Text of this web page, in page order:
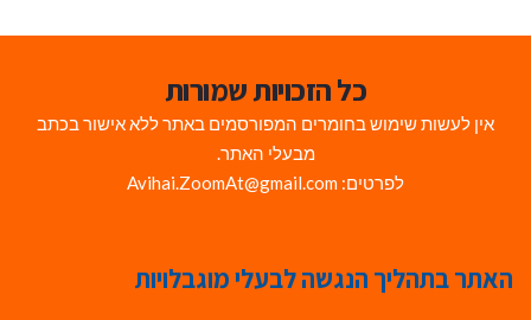
כל הזכויות שמורות
אין לעשות שימוש בחומרים המפורסמים באתר ללא אישור בכתב
מבעלי האתר.
לפרטים: Avihai.ZoomAt@gmail.com
האתר בתהליך הנגשה לבעלי מוגבלויות